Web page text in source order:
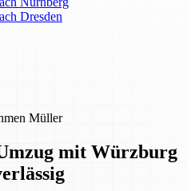
Dresden
Müller
mit Würzburg